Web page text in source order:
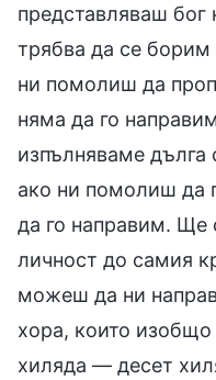
представляваш бог
трябва да се
ни помолиш да
няма да го
изпълняваме
ако ни помолиш да
да го направим. Ще
личност до самия
можеш да ни
хора, които
хиляда — десет